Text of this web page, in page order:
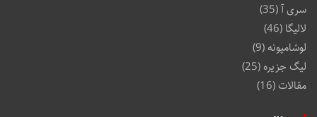
سری آ(35)
لالیگا (46)
لوشامپونه(9)
لیگ جزیره (25)
مقالات(16)